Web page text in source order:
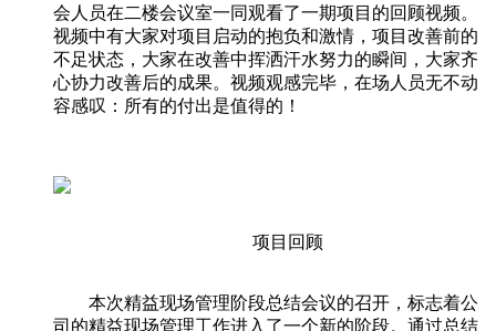
会人员在二楼会议室一同观看了一期项目的回顾视频。
视频中有大家对项目启动的抱负和激情，项目改善前的
不足状态，大家在改善中挥洒汗水努力的瞬间，大家齐
心协力改善后的成果。视频观感完毕，在场人员无不动
容感叹：所有的付出是值得的！
项目回顾
本次精益现场管理阶段总结会议的召开，标志着公
司的精益现场管理工作进入了一个新的阶段。通过总结